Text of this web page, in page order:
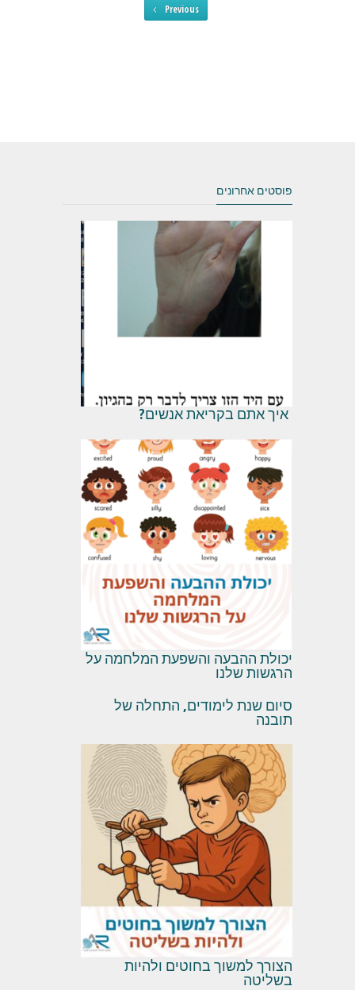
Previous
פוסטים אחרונים
איך אתם בקריאת אנשים?
יכולת ההבעה והשפעת המלחמה על
הרגשות שלנו
סיום שנת לימודים, התחלה של
תובנה
הצורך למשוך בחוטים ולהיות
בשליטה